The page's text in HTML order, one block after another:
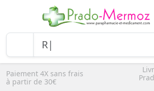
Paiement 4X sans frais
à partir de 30€